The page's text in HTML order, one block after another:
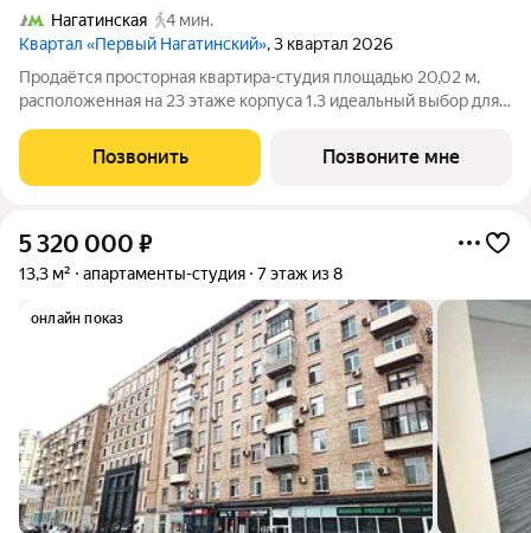
Нагатинская
4 мин.
Квартал «Первый Нагатинский», 3 квартал 2026
Продаётся просторная квартира-студия площадью 20,02 м,
расположенная на 23 этаже корпуса 1.3 идеальный выбор для
современный премиум-класс. С декабря 2025 года совместно
со Сбер действует ипотечная
Позвонить Позвоните мне
5 320 000 ₽
13,3 м² апартаменты-студия 7 этаж из 8
онлайн показ